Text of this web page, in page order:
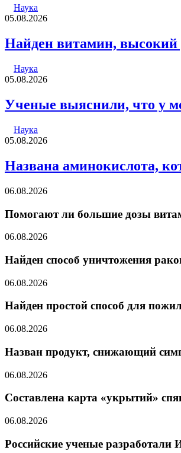
Наука
05.08.2026
Найден витамин, высокий
Наука
05.08.2026
Ученые выяснили, что у
Наука
05.08.2026
Названа аминокислота,
06.08.2026
Помогают ли большие дозы
06.08.2026
Найден способ уничтожения
06.08.2026
Найден простой способ для
06.08.2026
Назван продукт, снижающий
06.08.2026
Составлена карта «укрытий»
06.08.2026
Российские ученые разработали